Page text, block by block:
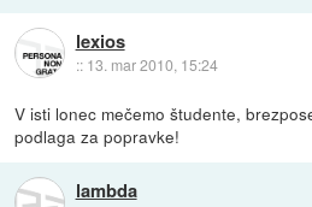
lexios
:: 13. mar 2010, 15:24
V isti lonec mečemo študente,
podlaga za popravke!
lambda